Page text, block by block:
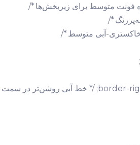
border-right: 5px solid #AEC6CF; /* خط آبی روشن‌تر در سمت